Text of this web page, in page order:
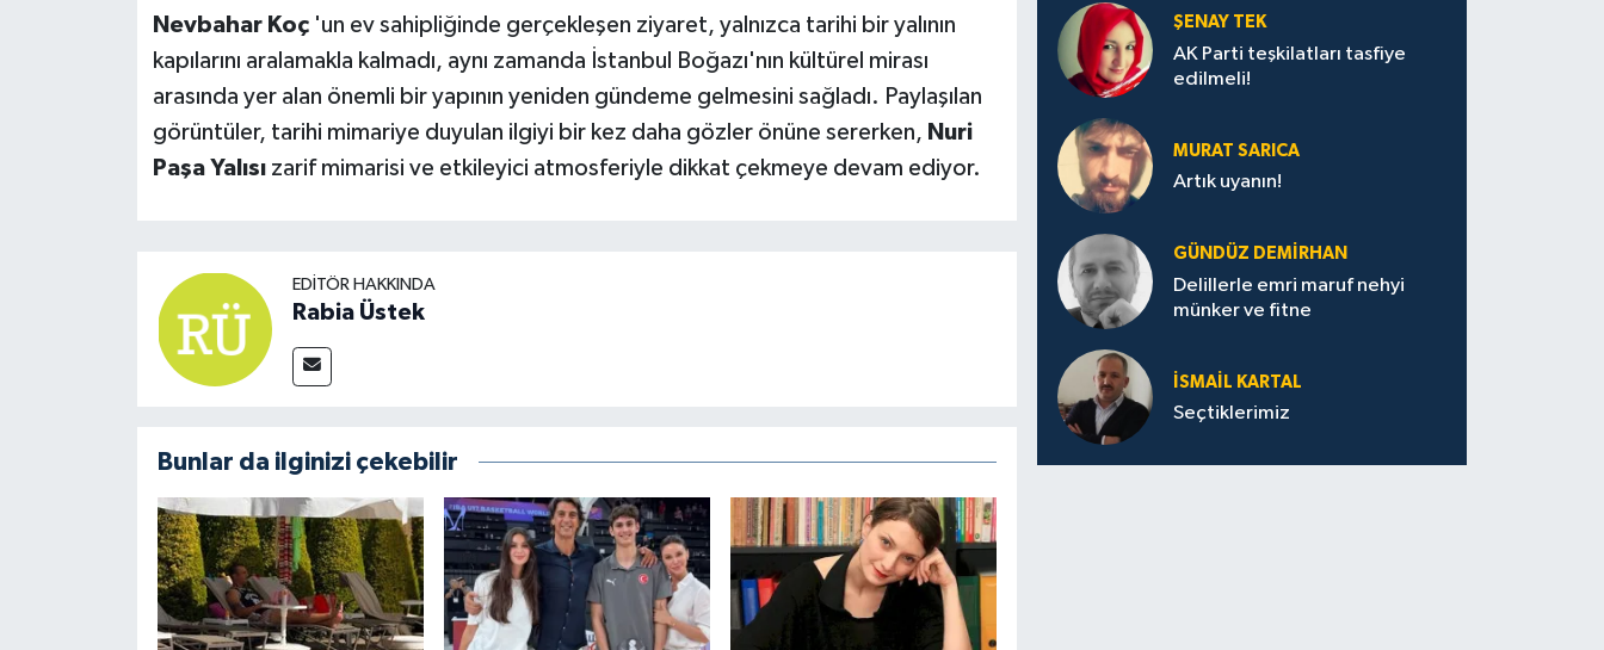
Nevbahar Koç'un ev sahipliğinde gerçekleşen ziyaret, yalnızca tarihi bir yalının
kapılarını aralamakla kalmadı, aynı zamanda İstanbul Boğazı'nın kültürel mirası
arasında yer alan önemli bir yapının yeniden gündeme gelmesini sağladı. Paylaşılan
görüntüler, tarihi mimariye duyulan ilgiyi bir kez daha gözler önüne sererken, Nuri
Paşa Yalısızarif mimarisi ve etkileyici atmosferiyle dikkat çekmeye devam ediyor.
EDITÖR HAKKINDA
Rabia Üstek
Bunlar da ilginizi çekebilir
ŞENAY TEK
AK Parti teşkilatları tasfiye
edilmeli!
MURAT SARICA
Artık uyanın!
GÜNDÜZ DEMIRHAN
Delillerle emri maruf nehyi
münker ve fitne
İSMAIL KARTAL
Seçtiklerimiz